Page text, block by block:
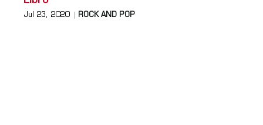
Jul 23, 2020 ROCK AND POP